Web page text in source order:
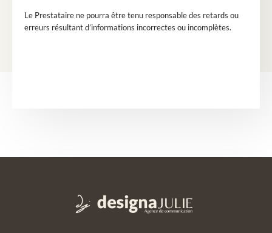
Le Prestataire ne pourra être tenu responsable des retards ou
erreurs résultant d’informations incorrectes ou incomplètes.